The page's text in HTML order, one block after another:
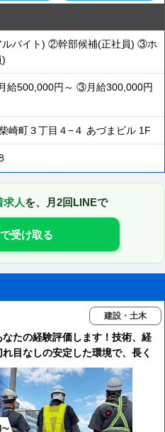
バイト) ②幹部候補(正社員) ③ホ
)
500,000円～ ③月給300,000円
町３丁目４−４ あづまビル 1F
求人を、月2回LINEで
受け取る
建設・土木
なたの経験評価します！技術、経
目なしの安定した環境で、長く